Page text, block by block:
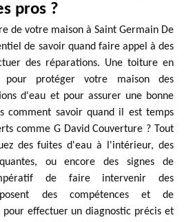
pros ?
de votre maison à Saint Germain De
de savoir quand faire appel à des
des réparations. Une toiture en
protéger votre maison des
d'eau et pour assurer une bonne
comment savoir quand il est temps
comme G David Couverture ? Tout
des fuites d'eau à l'intérieur, des
ou encore des signes de
de faire intervenir des
des compétences et de
pour effectuer un diagnostic précis et